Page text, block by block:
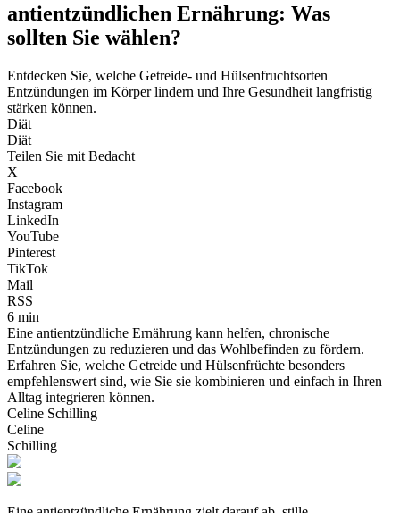
antientzündlichen Ernährung: Was
sollten Sie wählen?
Entdecken Sie, welche Getreide- und Hülsenfruchtsorten
Entzündungen im Körper lindern und Ihre Gesundheit langfristig
stärken können.
Diät
Diät
Teilen Sie mit Bedacht
X
Facebook
Instagram
LinkedIn
YouTube
Pinterest
TikTok
Mail
RSS
6 min
Eine antientzündliche Ernährung kann helfen, chronische
Entzündungen zu reduzieren und das Wohlbefinden zu fördern.
Erfahren Sie, welche Getreide und Hülsenfrüchte besonders
empfehlenswert sind, wie Sie sie kombinieren und einfach in Ihren
Alltag integrieren können.
Celine Schilling
Celine
Schilling